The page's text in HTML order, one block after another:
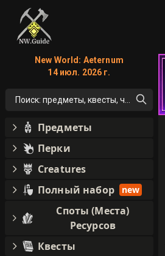
New World: Aeternum
14 июл. 2026 г.
Поиск: предметы, квесты, что угодно!
Предметы
Перки
Creatures
Полный набор
new
Споты (Места)
Ресурсов
Квесты